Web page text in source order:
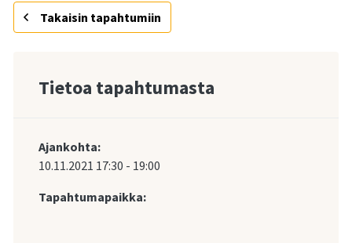
Takaisin tapahtumiin
Tietoa tapahtumasta
Ajankohta:
10.11.2021 17:30 - 19:00
Tapahtumapaikka: